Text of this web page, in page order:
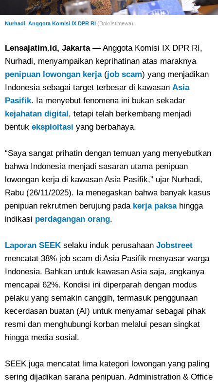
Nurhadi Anggota Komisi IX DPR RI .(Dok/Istimewa).
Lensajatim.id, Jakarta — Anggota Komisi IX DPR RI,
Nurhadi, menyampaikan keprihatinan atas maraknya
penipuan lowongan kerja(job scam) yang menjadikan
Indonesia sebagai target terbesar di kawasan Asia
Pasifik. Ia menyebut fenomena ini bukan sekadar
kejahatan digital, tetapi telah berkembang menjadi
bentuk eksploitasi yang berbahaya.
“Saya sangat prihatin dengan temuan yang menyebutkan
bahwa Indonesia menjadi sasaran utama penipuan
lowongan kerja di kawasan Asia Pasifik,” ujar Nurhadi,
Rabu (26/11/2025). Ia menegaskan bahwa banyak kasus
penipuan rekrutmen berujung pada kerja paksahingga
indikasi perdagangan orang.
Laporan SEEK selaku induk perusahaan Jobstreet
mencatat 38% job scam di Asia Pasifik menyasar warga
Indonesia. Bahkan untuk kawasan Asia saja, angkanya
mencapai 62%. Kondisi ini diperparah dengan modus
pelaku yang semakin canggih, termasuk penggunaan
kecerdasan buatan (AI) untuk menyamar sebagai pihak
resmi dan menghubungi korban melalui pesan singkat
hingga media sosial.
SEEK juga mencatat lima kategori lowongan yang paling
sering dijadikan sarana penipuan. Administration & Office